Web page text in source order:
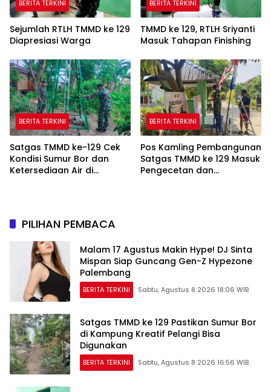
BERITA TERKINI
Sejumlah RTLH TMMD ke 129
Diapresiasi Warga
BERITA TERKINI
TMMD ke 129, RTLH Sriyanti
Masuk Tahapan Finishing
BERITA TERKINI
Satgas TMMD ke-129 Cek
Kondisi Sumur Bor dan
Ketersediaan Air di
BERITA TERKINI
Pos Kamling Pembangunan
Satgas TMMD ke 129 Masuk
Pengecetan dan
PILIHAN PEMBACA
Malam 17 Agustus Makin Hype! DJ Sinta
Mispan Siap Guncang Gen-Z Hypezone
Palembang
BERITA TERKINI Sabtu, Agustus 8 2026 18:06 WIB
Satgas TMMD ke 129 Pastikan Sumur Bor
di Kampung Kreatif Pelangi Bisa
Digunakan
BERITA TERKINI Sabtu, Agustus 8 2026 16:56 WIB